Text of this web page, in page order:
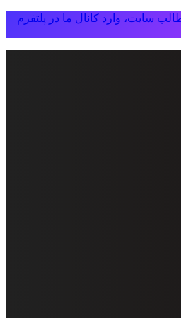
سایت، وارد کانال ما در پلتفرم